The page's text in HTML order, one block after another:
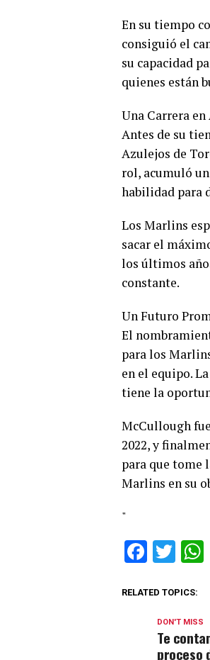
En su tiempo
consiguió el
su capacidad
quienes están
Una Carrera en
Antes de su
Azulejos de
rol, acumuló
habilidad para
Los Marlins
sacar el
los últimos
constante.
Un Futuro
El
para los
en el equipo.
tiene la
McCullough
2022, y
para que tome
Marlins en su
"
RELATED TOPICS:
DON'T MISS
Te
proceso